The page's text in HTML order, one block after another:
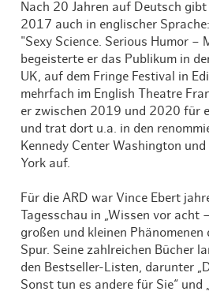
Nach 20 Jahren auf Deutsch
2017 auch in englischer
"Sexy Science. Serious Humor –
begeisterte er das Publikum in
UK, auf dem Fringe Festival in
mehrfach im English Theatre
er zwischen 2019 und 2020 für
und trat dort u.a. in den
Kennedy Center Washington
York auf.
Für die ARD war Vince Ebert
Tagesschau in „Wissen vor acht
großen und kleinen
Spur. Seine zahlreichen Bücher
den Bestseller-Listen, darunter
Sonst tun es andere für Sie“ und